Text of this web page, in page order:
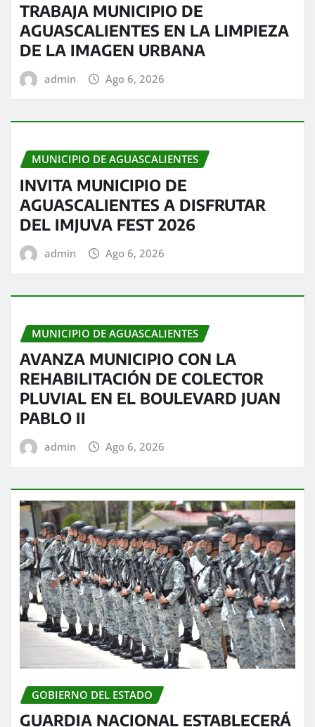
TRABAJA MUNICIPIO DE
AGUASCALIENTES EN LA LIMPIEZA
DE LA IMAGEN URBANA
admin Ago 6, 2026
MUNICIPIO DE AGUASCALIENTES
INVITA MUNICIPIO DE
AGUASCALIENTES A DISFRUTAR
DEL IMJUVA FEST 2026
admin Ago 6, 2026
MUNICIPIO DE AGUASCALIENTES
AVANZA MUNICIPIO CON LA
REHABILITACIÓN DE COLECTOR
PLUVIAL EN EL BOULEVARD JUAN
PABLO II
admin Ago 6, 2026
GOBIERNO DEL ESTADO
GUARDIA NACIONAL ESTABLECERÁ